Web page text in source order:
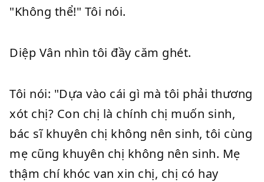
"Không thể!" Tôi nói.
Diệp Vân nhìn tôi đầy căm ghét.
Tôi nói: "Dựa vào cái gì mà tôi phải thương
xót chị? Con chị là chính chị muốn sinh,
bác sĩ khuyên chị không nên sinh, tôi cùng
mẹ cũng khuyên chị không nên sinh. Mẹ
thậm chí khóc van xin chị, chị có hay